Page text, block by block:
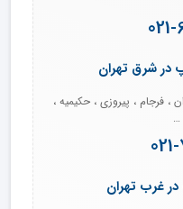
در شرق تهران
، فرجام ، پیروزی ، حکیمیه ،
…
غرب تهران